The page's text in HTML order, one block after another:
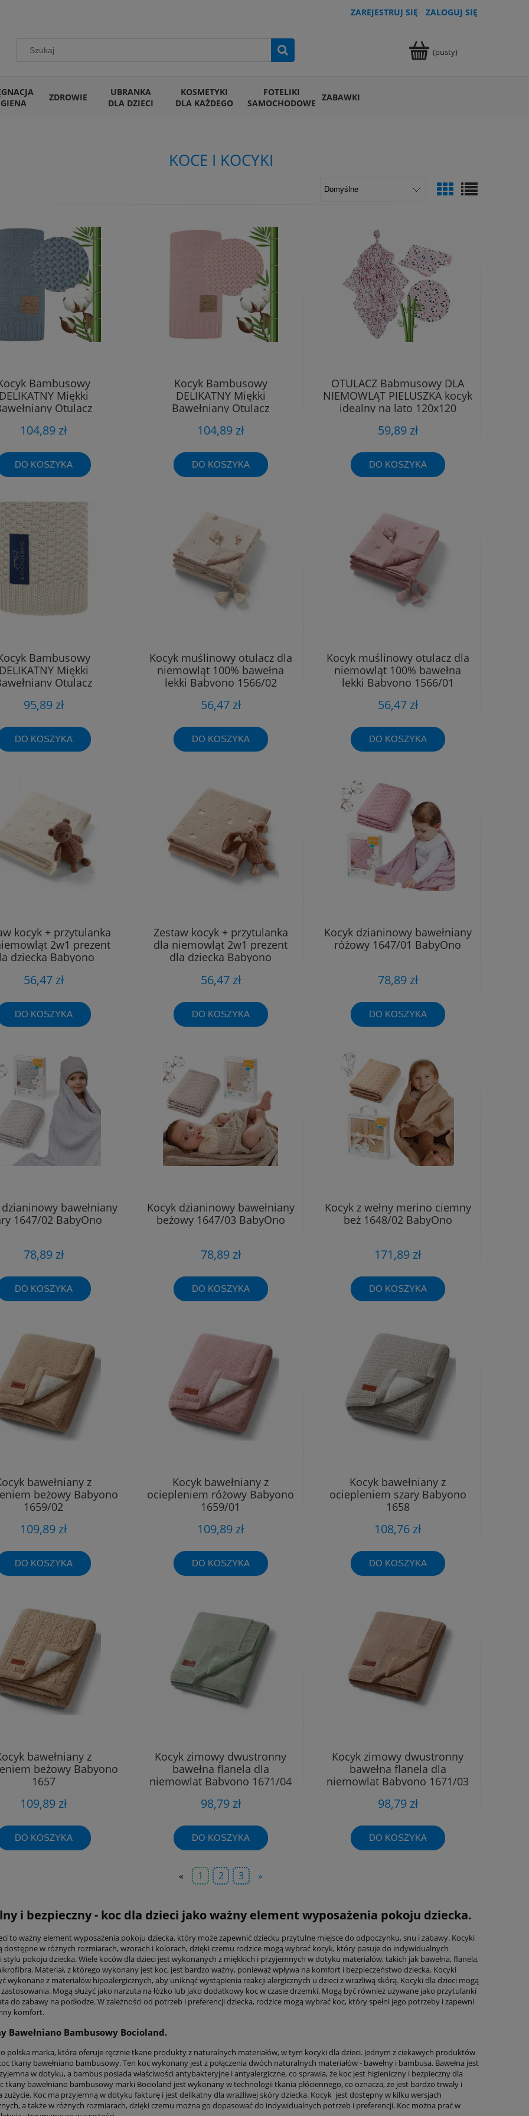
ZAREJESTRUJ SIĘ ZALOGUJ SIĘ
(pusty)
ZDROWIE
UBRANKA
DLA DZIECI
KOSMETYKI
DLA KAŻDEGO
FOTELIKI
SAMOCHODOWE ZABAWKI
KOCE I KOCYKI
Bambusowy
Miękki
Otulacz
104,89 zł
DO KOSZYKA
Kocyk Bambusowy
DELIKATNY Miękki
Bawełniany Otulacz
104,89 zł
DO KOSZYKA
OTULACZ Babmusowy DLA
NIEMOWLĄT PIELUSZKA kocyk
idealny na lato 120x120
59,89 zł
DO KOSZYKA
Bambusowy
Miękki
Otulacz
95,89 zł
DO KOSZYKA
Kocyk muślinowy otulacz dla
niemowląt 100% bawełna
lekki Babyono 1566/02
56,47 zł
DO KOSZYKA
Kocyk muślinowy otulacz dla
niemowląt 100% bawełna
lekki Babyono 1566/01
56,47 zł
DO KOSZYKA
kocyk + przytulanka
2w1 prezent
dziecka Babyono
56,47 zł
DO KOSZYKA
Zestaw kocyk + przytulanka
dla niemowląt 2w1 prezent
dla dziecka Babyono
56,47 zł
DO KOSZYKA
Kocyk dzianinowy bawełniany
różowy 1647/01 BabyOno
78,89 zł
DO KOSZYKA
bawełniany
1647/02 BabyOno
78,89 zł
DO KOSZYKA
Kocyk dzianinowy bawełniany
beżowy 1647/03 BabyOno
78,89 zł
DO KOSZYKA
Kocyk z wełny merino ciemny
beż 1648/02 BabyOno
171,89 zł
DO KOSZYKA
bawełniany z
beżowy Babyono
1659/02
109,89 zł
DO KOSZYKA
Kocyk bawełniany z
ociepleniem różowy Babyono
1659/01
109,89 zł
DO KOSZYKA
Kocyk bawełniany z
ociepleniem szary Babyono
1658
108,76 zł
DO KOSZYKA
bawełniany z
beżowy Babyono
1657
109,89 zł
DO KOSZYKA
Kocyk zimowy dwustronny
bawełna flanela dla
niemowląt Babyono 1671/04
98,79 zł
DO KOSZYKA
Kocyk zimowy dwustronny
bawełna flanela dla
niemowląt Babyono 1671/03
98,79 zł
DO KOSZYKA
« 1 2 3 »
i bezpieczny - koc dla dzieci jako ważny element wyposażenia pokoju dziecka.
to ważny element wyposażenia pokoju dziecka, który może zapewnić dziecku przytulne miejsce do odpoczynku, snu i zabawy. Kocyki
dostępne w różnych rozmiarach, wzorach i kolorach, dzięki czemu rodzice mogą wybrać kocyk, który pasuje do indywidualnych
stylu pokoju dziecka. Wiele koców dla dzieci jest wykonanych z miękkich i przyjemnych w dotyku materiałów, takich jak bawełna, flanela,
Materiał, z którego wykonany jest koc, jest bardzo ważny, ponieważ wpływa na komfort i bezpieczeństwo dziecka. Kocyki
wykonane z materiałów hipoalergicznych, aby uniknąć wystąpienia reakcji alergicznych u dzieci z wrażliwą skórą. Kocyki dla dzieci mogą
Mogą służyć jako narzuta na łóżko lub jako dodatkowy koc w czasie drzemki. Mogą być również używane jako przytulanki
do zabawy na podłodze. W zależności od potrzeb i preferencji dziecka, rodzice mogą wybrać koc, który spełni jego potrzeby i zapewni
komfort.
Bawełniano Bambusowy Bocioland.
polska marka, która oferuje ręcznie tkane produkty z naturalnych materiałów, w tym kocyki dla dzieci. Jednym z ciekawych produktów
tkany bawełniano bambusowy. Ten koc wykonany jest z połączenia dwóch naturalnych materiałów - bawełny i bambusa. Bawełna jest
w dotyku, a bambus posiada właściwości antybakteryjne i antyalergiczne, co sprawia, że koc jest higieniczny i bezpieczny dla
tkany bawełniano bambusowy marki Bocioland jest wykonany w technologii tkania płóciennego, co oznacza, że jest bardzo trwały i
zużycie. Koc ma przyjemną w dotyku fakturę i jest delikatny dla wrażliwej skóry dziecka. Kocyk jest dostępny w kilku wersjach
a także w różnych rozmiarach, dzięki czemu można go dopasować do indywidualnych potrzeb i preferencji. Koc można prać w